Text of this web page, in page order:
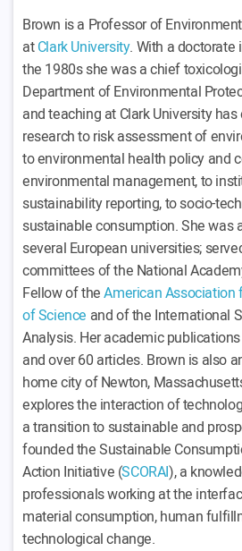
Brown is a Professor of
atClark University. With a doctorate
the 1980s she was a chief
Department of Environmental
and teaching at Clark University
research to risk assessment of
to environmental health policy and
environmental management, to
sustainability reporting, to socio-
sustainable consumption. She was
several European universities;
committees of the National
Fellow of theAmerican
of Science and of the International
Analysis. Her academic
and over 60 articles. Brown is also
home city of Newton,
explores the interaction of
a transition to sustainable and
founded the Sustainable
Action Initiative (SCORAI), a
professionals working at the
material consumption, human
technological change.